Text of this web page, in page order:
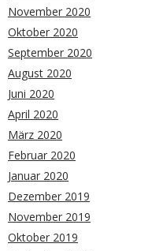
November 2020
Oktober 2020
September 2020
August 2020
Juni 2020
April 2020
März 2020
Februar 2020
Januar 2020
Dezember 2019
November 2019
Oktober 2019